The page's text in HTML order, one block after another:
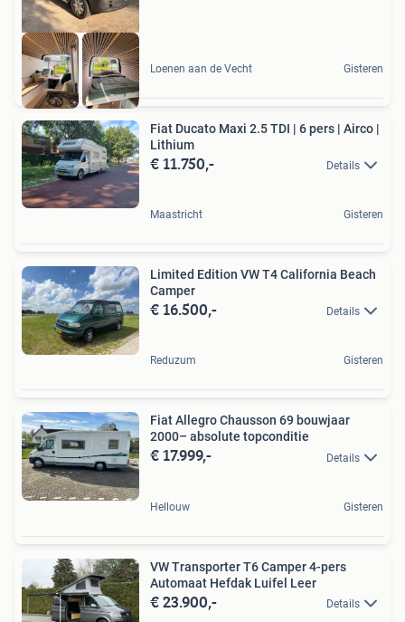
Loenen aan de Vecht Gisteren
Fiat Ducato Maxi 2.5 TDI | 6 pers | Airco |
Lithium
€ 11.750,- Details
Maastricht Gisteren
Limited Edition VW T4 California Beach
Camper
€ 16.500,- Details
Reduzum Gisteren
Fiat Allegro Chausson 69 bouwjaar
2000– absolute topconditie
€ 17.999,- Details
Hellouw Gisteren
VW Transporter T6 Camper 4-pers
Automaat Hefdak Luifel Leer
€ 23.900,- Details